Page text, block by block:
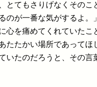
とてもさりげなくそのこ
のが一番な気がするよ
心を痛めてくれていたこ
たたかい場所であってほ
いたのだろうと、その言